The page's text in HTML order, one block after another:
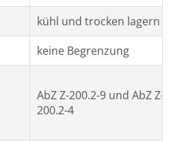
kühl und trocken lagern
keine Begrenzung
AbZ Z-200.2-9 und AbZ Z-
200.2-4